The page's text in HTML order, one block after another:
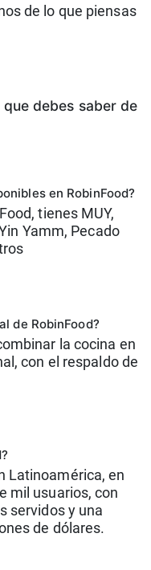
de lo que piensas
debes saber de
en RobinFood?
tienes MUY,
Yamm, Pecado
de RobinFood?
la cocina en
con el respaldo de
Latinoamérica, en
mil usuarios, con
servidos y una
de dólares.